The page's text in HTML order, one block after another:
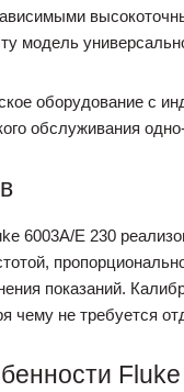
модель
оборудование с
обслуживания
6003A/E 230
показаний.
чему не требуется